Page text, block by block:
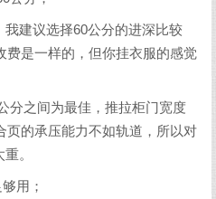
建议选择60公分的进深比较
费是一样的，但你挂衣服的感觉
分之间为最佳，推拉柜门宽度
的承压能力不如轨道，所以对
。
用；